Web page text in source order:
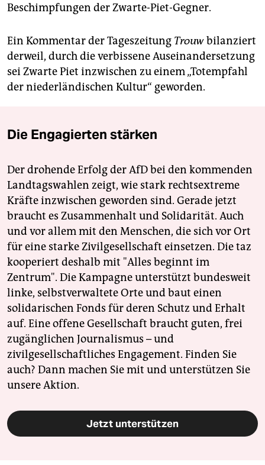
Beschimpfungen der Zwarte-Piet-Gegner.
Ein Kommentar der Tageszeitung Trouwbilanziert
derweil, durch die verbissene Auseinandersetzung
sei Zwarte Piet inzwischen zu einem „Totempfahl
der niederländischen Kultur“ geworden.
Die Engagierten stärken
Der drohende Erfolg der AfD bei den kommenden
Landtagswahlen zeigt, wie stark rechtsextreme
Kräfte inzwischen geworden sind. Gerade jetzt
braucht es Zusammenhalt und Solidarität. Auch
und vor allem mit den Menschen, die sich vor Ort
für eine starke Zivilgesellschaft einsetzen. Die taz
kooperiert deshalb mit "Alles beginnt im
Zentrum". Die Kampagne unterstützt bundesweit
linke, selbstverwaltete Orte und baut einen
solidarischen Fonds für deren Schutz und Erhalt
auf. Eine offene Gesellschaft braucht guten, frei
zugänglichen Journalismus – und
zivilgesellschaftliches Engagement. Finden Sie
auch? Dann machen Sie mit und unterstützen Sie
unsere Aktion.
Jetzt unterstützen